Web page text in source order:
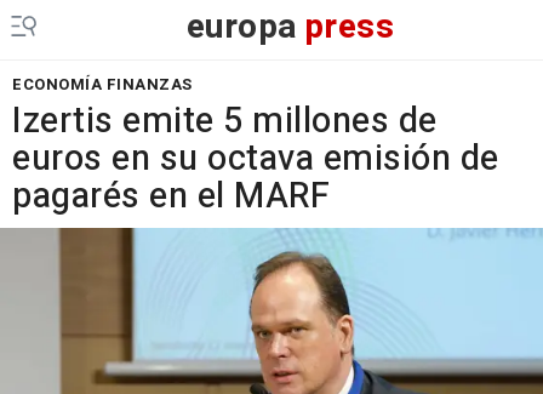
europa press
ECONOMÍA FINANZAS
Izertis emite 5 millones de
euros en su octava emisión de
pagarés en el MARF